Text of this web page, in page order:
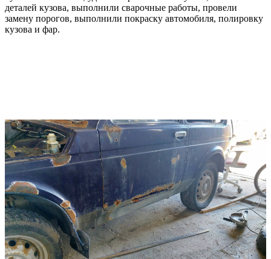
деталей кузова, выполнили сварочные работы, провели
замену порогов, выполнили покраску автомобиля, полировку
кузова и фар.